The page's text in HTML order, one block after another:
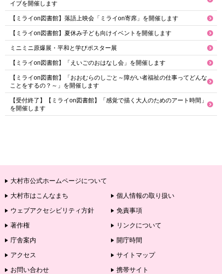
イブを開催します
【ミライon図書館】落語上映会「ミライon寄席」を開催します
【ミライon図書館】夏休み子ども向けイベントを開催します
ミニミニ原爆展・平和と学びポスター展
【ミライon図書館】「えいごのおはなし会」を開催します
【ミライon図書館】「おおむらのしごと～障がい者福祉の仕事ってどんな
ことをするの？～」を開催します
【受付終了】【ミライon図書館】「感覚で描く大人のためのアート時間」
を開催します
大村市公式ホームページについて
大村市はこんなまち
個人情報の取り扱い
ウェブアクセシビリティ方針
免責事項
著作権
リンクについて
庁舎案内
開庁時間
アクセス
サイトマップ
お問い合わせ
携帯サイト